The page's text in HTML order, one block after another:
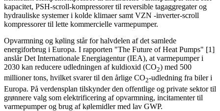
kapacitet, PSH-scroll-kompressorer til reversible tagaggregater og
hydrauliske systemer i kolde klimaer samt VZN -inverter-scroll
kompressorer til lette kommercielle varmepumper.
Opvarmning og køling står for halvdelen af det samlede
energiforbrug i Europa. I rapporten "The Future of Heat Pumps" [1]
anslår Det Internationale Energiagentur (IEA), at varmepumper i
2030 kan reducere udledningen af kuldioxid (CO2) med 500
millioner tons, hvilket svarer til den årlige CO2-udledning fra biler i
Europa. På verdensplan tilskynder den offentlige og private sektor til
grønnere valg som elektrificering af opvarmning, incitamenter til
varmepumper og brug af kølemidler med lav GWP.